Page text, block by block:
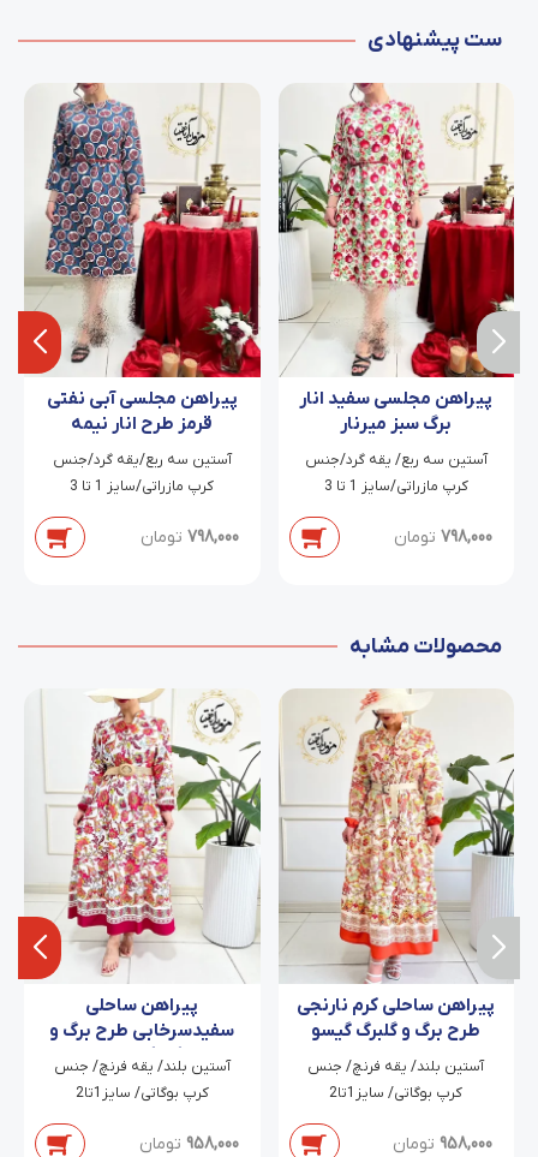
ست پیشنهادی
پیراهن مجلسی سفید انار
برگ سبز میرنار
آستین سه ربع/ یقه گرد/جنس
کرپ مازراتی/سایز 1 تا 3
798,000 تومان
پیراهن مجلسی آبی نفتی
قرمز طرح انار نیمه
سالومه
آستین سه ربع/یقه گرد/جنس
کرپ مازراتی/سایز 1 تا 3
798,000 تومان
محصولات مشابه
پیراهن ساحلی کرم نارنجی
طرح برگ و گلبرگ گیسو
‫آستین بلند/ یقه فرنچ/ جنس
کرپ بوگاتی/ سایز1تا2
958,000 تومان
پیراهن ساحلی
سفیدسرخابی طرح برگ و
گلبرگ حاله
‫آستین بلند/ یقه فرنچ/ جنس
کرپ بوگاتی/ سایز1تا2
958,000 تومان